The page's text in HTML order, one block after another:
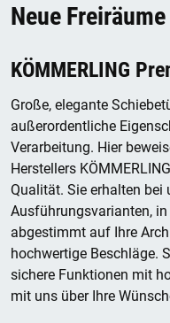
Neue
KÖMMERLING
Große, elegante
außerordentliche
Verarbeitung. Hier
Herstellers
Qualität. Sie erhalten bei
Ausführungsvarianten,
abgestimmt auf Ihre
hochwertige Beschläge.
sichere Funktionen mit
mit uns über Ihre